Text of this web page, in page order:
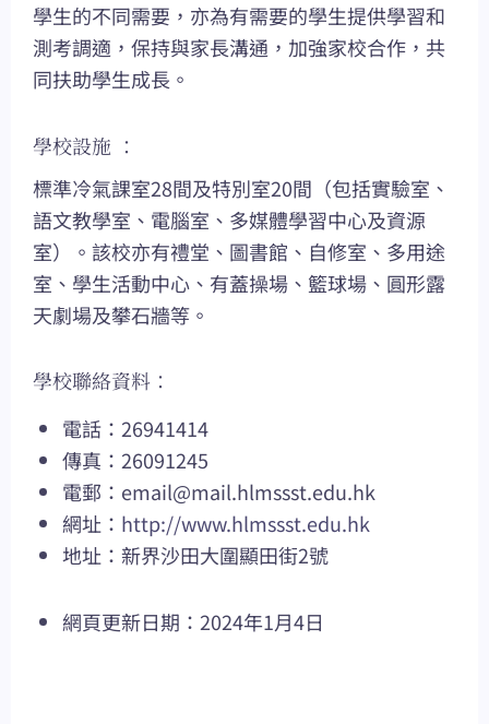
學生的不同需要，亦為有需要的學生提供學習和
測考調適，保持與家長溝通，加強家校合作，共
同扶助學生成長。
學校設施 ：
標準冷氣課室28間及特別室20間（包括實驗室、
語文教學室、電腦室、多媒體學習中心及資源
室）。該校亦有禮堂、圖書館、自修室、多用途
室、學生活動中心、有蓋操場、籃球場、圓形露
天劇場及攀石牆等。
學校聯絡資料：
電話：26941414
傳真：26091245
電郵： email@mail.hlmssst.edu.hk
網址： http://www.hlmssst.edu.hk
地址：新界沙田大圍顯田街2號
網頁更新日期：2024年1月4日